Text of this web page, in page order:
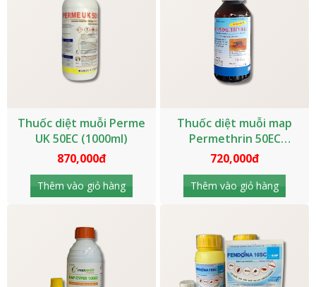
Thuốc diệt muỗi Perme
UK 50EC (1000ml)
870,000đ
Thêm vào giỏ hàng
Thuốc diệt muỗi map
Permethrin 50EC
(1000ml)
720,000đ
Thêm vào giỏ hàng